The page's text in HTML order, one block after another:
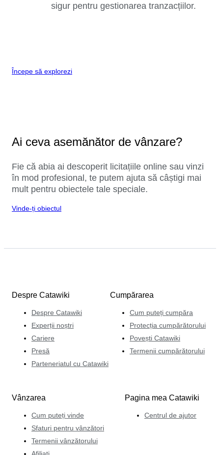
sigur pentru gestionarea tranzacțiilor.
Începe să explorezi
Ai ceva asemănător de vânzare?
Fie că abia ai descoperit licitațiile online sau vinzi
în mod profesional, te putem ajuta să câștigi mai
mult pentru obiectele tale speciale.
Vinde-ți obiectul
Despre Catawiki
Despre Catawiki
Experții noștri
Cariere
Presă
Parteneriatul cu Catawiki
Cumpărarea
Cum puteți cumpăra
Protecția cumpărătorului
Povești Catawiki
Termenii cumpărătorului
Vânzarea
Cum puteți vinde
Sfaturi pentru vânzători
Termenii vânzătorului
Pagina mea Catawiki
Centrul de ajutor